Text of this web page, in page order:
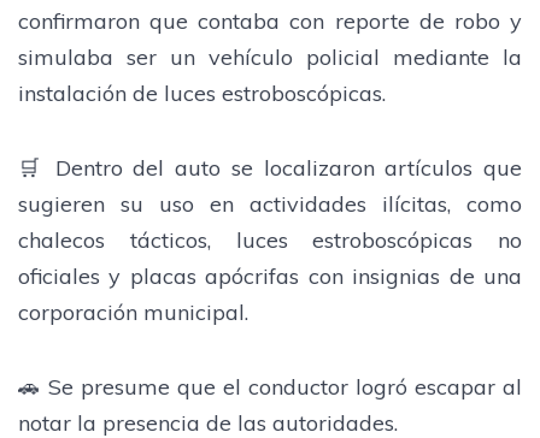
confirmaron que contaba con reporte de robo y
simulaba ser un vehículo policial mediante la
instalación de luces estroboscópicas.
🛒 Dentro del auto se localizaron artículos que
sugieren su uso en actividades ilícitas, como
chalecos tácticos, luces estroboscópicas no
oficiales y placas apócrifas con insignias de una
corporación municipal.
🚗 Se presume que el conductor logró escapar al
notar la presencia de las autoridades.